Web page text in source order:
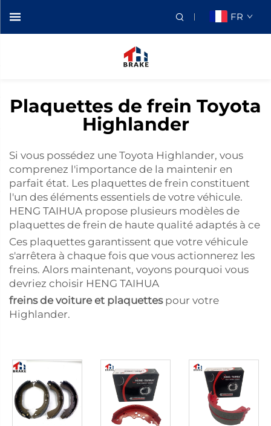
FR
Plaquettes de frein Toyota
Highlander
Si vous possédez une Toyota Highlander, vous
comprenez l'importance de la maintenir en
parfait état. Les plaquettes de frein constituent
l'un des éléments essentiels de votre véhicule.
HENG TAIHUA propose plusieurs modèles de
plaquettes de frein de haute qualité adaptés à ce
Ces plaquettes garantissent que votre véhicule
s'arrêtera à chaque fois que vous actionnerez les
freins. Alors maintenant, voyons pourquoi vous
devriez choisir HENG TAIHUA
freins de voiture et plaquettes pour votre
Highlander.